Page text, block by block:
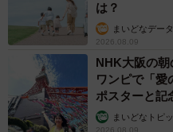
は？
まいどなデータ
2026.08.09
NHK大阪の
ワンピで「
ポスターと記
まいどなトピ
2026.08.09